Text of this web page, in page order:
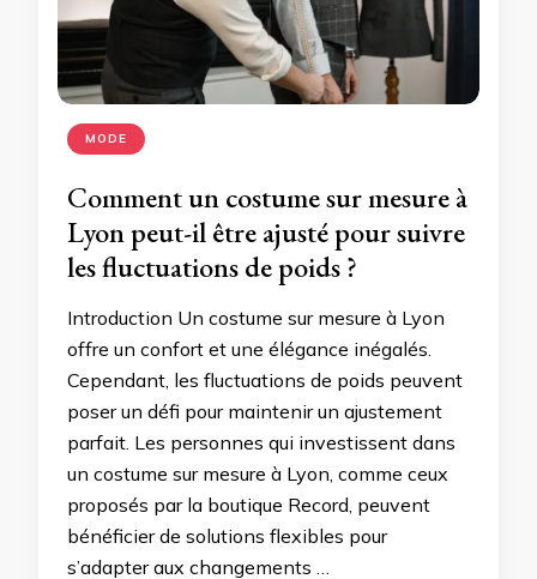
MODE
Comment un costume sur mesure à
Lyon peut-il être ajusté pour suivre
les fluctuations de poids ?
Introduction Un costume sur mesure à Lyon
offre un confort et une élégance inégalés.
Cependant, les fluctuations de poids peuvent
poser un défi pour maintenir un ajustement
parfait. Les personnes qui investissent dans
un costume sur mesure à Lyon, comme ceux
proposés par la boutique Record, peuvent
bénéficier de solutions flexibles pour
s’adapter aux changements …